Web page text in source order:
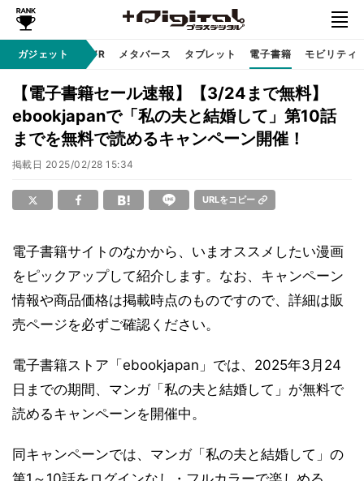
ガジェット
ガジェット VR メタバース タブレット 電子書籍 モビリティ
【電子書籍セール速報】【3/24まで無料】
ebookjapanで「私の夫と結婚して」第10話
までを無料で読めるキャンペーン開催！
掲載日 2025/02/28 15:34
URLをコピー
電子書籍サイトのなかから、いまオススメしたい漫画
をピックアップして紹介します。なお、キャンペーン
情報や商品価格は掲載時点のものですので、詳細は販
売ページを必ずご確認ください。
電子書籍ストア「ebookjapan」では、2025年3月24
日までの期間、マンガ「私の夫と結婚して」が無料で
読めるキャンペーンを開催中。
同キャンペーンでは、マンガ「私の夫と結婚して」の